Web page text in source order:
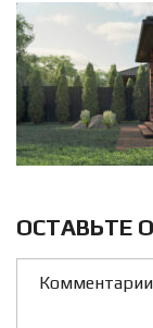
ОСТАВЬТЕ